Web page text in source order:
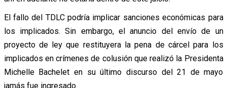
El fallo del TDLC podría implicar sanciones económicas para
los implicados. Sin embargo, el anuncio del envío de un
proyecto de ley que restituyera la pena de cárcel para los
implicados en crímenes de colusión que realizó la Presidenta
Michelle Bachelet en su último discurso del 21 de mayo
jamás fue ingresado.